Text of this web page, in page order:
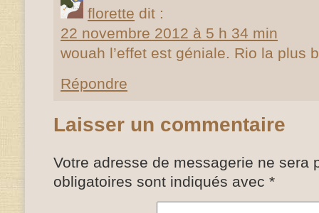
florette dit :
22 novembre 2012 à 5 h 34 min
wouah l’effet est géniale. Rio la plus
Répondre
Laisser un commentaire
Votre adresse de messagerie ne sera
obligatoires sont indiqués avec *